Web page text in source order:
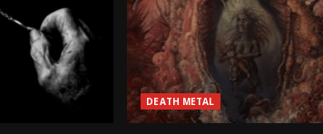
DEATH METAL